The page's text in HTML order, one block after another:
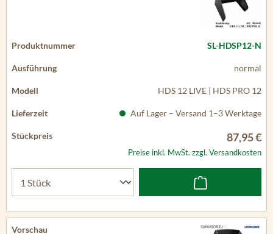
SL-HDSP12-N
normal
HDS 12 LIVE | HDS PRO 12
Auf Lager – Versand 1–3 Werktage
87,95 €
Preise inkl. MwSt. zzgl. Versandkosten